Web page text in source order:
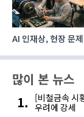
AI 인재상, 현장 문
많이 본 뉴스
[비철금속 시
우려에 강세